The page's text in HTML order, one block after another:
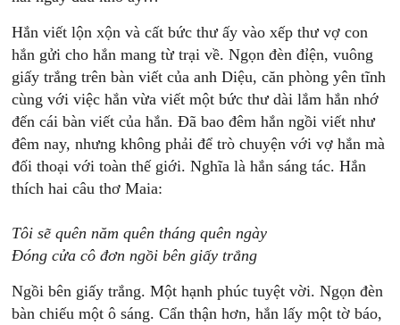
Hắn viết lộn xộn và cất bức thư ấy vào xếp thư vợ con
hắn gửi cho hắn mang từ trại về. Ngọn đèn đỉện, vuông
giấy trắng trên bàn viết của anh Diệu, căn phòng yên tĩnh
cùng với việc hắn vừa viết một bức thư dài lắm hắn nhớ
đến cái bàn viết của hắn. Đã bao đêm hắn ngồi viết như
đêm nay, nhưng không phải để trò chuyện với vợ hắn mà
đối thoại với toàn thế giới. Nghĩa là hắn sáng tác. Hắn
thích hai câu thơ Maia:
Tôi sẽ quên năm quên tháng quên ngày
Đóng cửa cô đơn ngồi bên giấy trắng
Ngồi bên giấy trắng. Một hạnh phúc tuyệt vời. Ngọn đèn
bàn chiếu một ô sáng. Cẩn thận hơn, hắn lấy một tờ báo,